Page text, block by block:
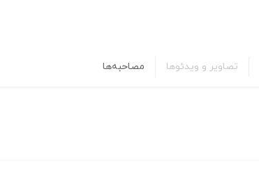
تصاویر و ویدئوها مصاحبه‌ها